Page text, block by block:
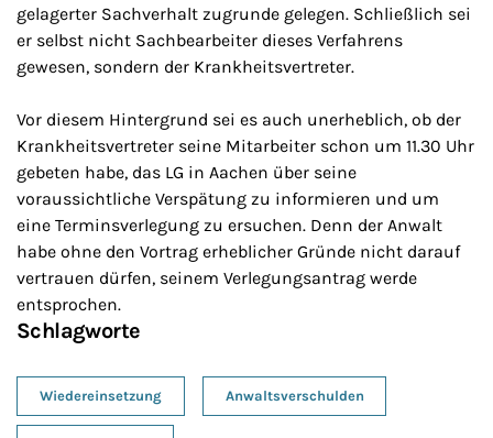
gelagerter Sachverhalt zugrunde gelegen. Schließlich sei
er selbst nicht Sachbearbeiter dieses Verfahrens
gewesen, sondern der Krankheitsvertreter.
Vor diesem Hintergrund sei es auch unerheblich, ob der
Krankheitsvertreter seine Mitarbeiter schon um 11.30 Uhr
gebeten habe, das LG in Aachen über seine
voraussichtliche Verspätung zu informieren und um
eine Terminsverlegung zu ersuchen. Denn der Anwalt
habe ohne den Vortrag erheblicher Gründe nicht darauf
vertrauen dürfen, seinem Verlegungsantrag werde
entsprochen.
Schlagworte
Wiedereinsetzung Anwaltsverschulden